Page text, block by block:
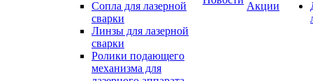
Сопла для лазерной
сварки
Линзы для лазерной
сварки
Ролики подающего
механизма для
Акции